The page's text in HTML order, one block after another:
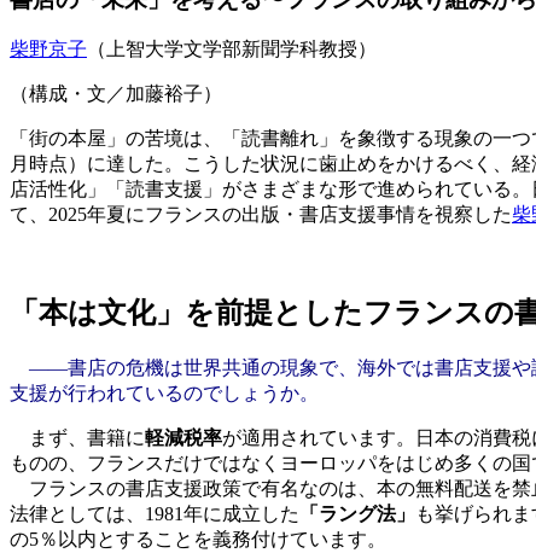
柴野京子 （上智大学文学部新聞学科教授）
（構成・文／加藤裕子）
「街の本屋」の苦境は、「読書離れ」を象徴する現象の一
月時点）に達した。こうした状況に歯止めをかけるべく、
店活性化」「読書支援」がさまざまな形で進められている
て、2025年夏にフランスの出版・書店支援事情を視察した柴
「本は文化」を前提としたフランスの
――書店の危機は世界共通の現象で、海外では書店支援や
支援が行われているのでしょうか。
まず、書籍に軽減税率が適用されています。日本の消費
ものの、フランスだけではなくヨーロッパをはじめ多くの
フランスの書店支援政策で有名なのは、本の無料配送を禁
法律としては、1981年に成立した
「ラング法」
も挙げられ
の5％以内とすることを義務付けています。